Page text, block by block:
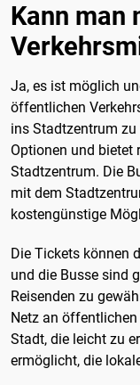
Kann man
Ja, es ist möglich
öffentlichen
ins Stadtzentrum
Optionen und bietet
Stadtzentrum. Die
mit dem
kostengünstige
Die Tickets können
und die Busse sind
Reisenden zu
Netz an
Stadt, die leicht zu
ermöglicht, die